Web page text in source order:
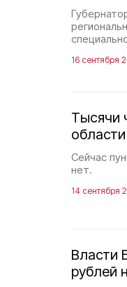
16 сентября
Тысячи
области
Сейчас
нет.
14 сентября
Власти
рублей